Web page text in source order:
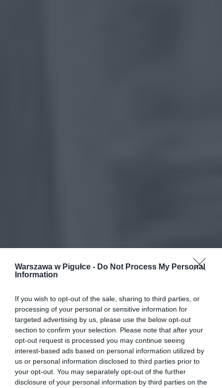
Warszawa w Pigułce - Do Not Process My Personal
Information
If you wish to opt-out of the sale, sharing to third parties, or
processing of your personal or sensitive information for
targeted advertising by us, please use the below opt-out
section to confirm your selection. Please note that after your
opt-out request is processed you may continue seeing
interest-based ads based on personal information utilized by
us or personal information disclosed to third parties prior to
your opt-out. You may separately opt-out of the further
disclosure of your personal information by third parties on the